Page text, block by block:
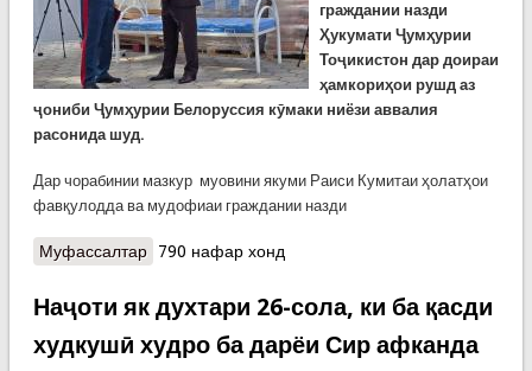
граждании назди
Ҳукумати Ҷумҳурии
Тоҷикистон дар доираи
ҳамкориҳои рушд аз
ҷониби Ҷумҳурии Белоруссия кӯмаки ниёзи аввалия
расонида шуд.
Дар чорабинии мазкур муовини якуми Раиси Кумитаи ҳолатҳои
фавқулодда ва мудофиаи граждании назди
Муфассалтаро КҲФ: Ҳамкориҳои Кумита дар доираи
790 нафар хонд
Наҷоти як духтари 26-сола, ки ба қасди
худкушӣ худро ба дарёи Сир афканда